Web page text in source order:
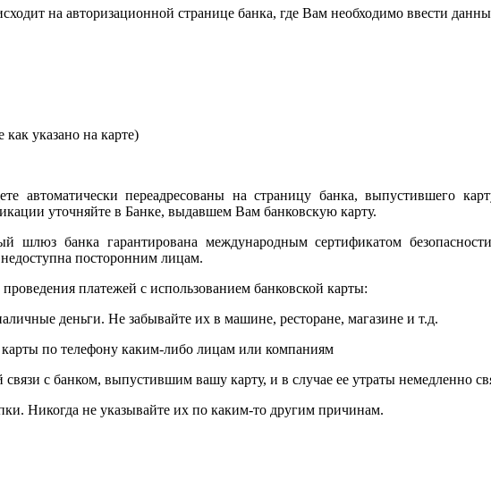
на авторизационной странице банка, где Вам необходимо ввести
указано на карте)
автоматически переадресованы на страницу банка, выпустившего
уточняйте в Банке, выдавшем Вам банковскую карту.
шлюз банка гарантирована международным сертификатом
посторонним лицам.
платежей с использованием банковской карты:
деньги. Не забывайте их в машине, ресторане, магазине и т.д.
по телефону каким-либо лицам или компаниям
с банком, выпустившим вашу карту, и в случае ее утраты немедленно
Никогда не указывайте их по каким-то другим причинам.